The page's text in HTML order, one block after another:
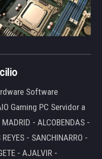
Software
Gaming PC Servidor a
- ALCOBENDAS -
- SANCHINARRO -
- AJALVIR -